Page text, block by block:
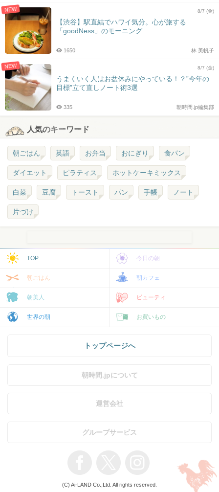
NEW 8/7 (金)
【渋谷】駅直結でハワイ気分。心が旅する
「goodNess」のモーニング
林 美帆子
1650
NEW 8/7 (金)
うまくいく人はお盆休みにやっている！？”今年の
目標”立て直しノート術3選
朝時間.jp編集部
335
人気のキーワード
朝ごはん 英語 お弁当 おにぎり 食パン
ダイエット ピラティス ホットケーキミックス
白菜 豆腐 トースト パン 手帳 ノート
片づけ
TOP 今日の朝
朝ごはん 朝カフェ
朝美人 ビューティ
世界の朝 お買いもの
トップページへ
朝時間.jpについて
運営会社
グループサービス
(C) Ai-LAND Co.,Ltd. All rights reserved.